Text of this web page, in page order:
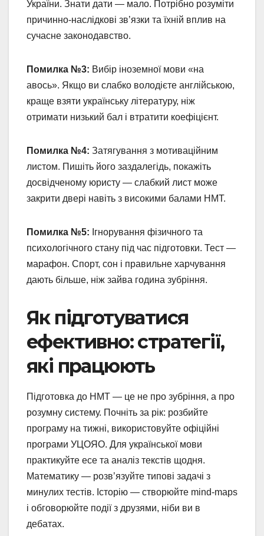
України. Знати дати — мало. Потрібно розуміти
причинно-наслідкові зв’язки та їхній вплив на
сучасне законодавство.
Помилка №3: Вибір іноземної мови «на
авось». Якщо ви слабко володієте англійською,
краще взяти українську літературу, ніж
отримати низький бал і втратити коефіцієнт.
Помилка №4: Затягування з мотиваційним
листом. Пишіть його заздалегідь, покажіть
досвідченому юристу — слабкий лист може
закрити двері навіть з високими балами НМТ.
Помилка №5: Ігнорування фізичного та
психологічного стану під час підготовки. Тест —
марафон. Спорт, сон і правильне харчування
дають більше, ніж зайва година зубріння.
Як підготуватися
ефективно: стратегії,
які працюють
Підготовка до НМТ — це не про зубріння, а про
розумну систему. Почніть за рік: розбийте
програму на тижні, використовуйте офіційні
програми УЦОЯО. Для української мови
практикуйте есе та аналіз текстів щодня.
Математику — розв’язуйте типові задачі з
минулих тестів. Історію — створюйте mind-maps
і обговорюйте події з друзями, ніби ви в
дебатах.